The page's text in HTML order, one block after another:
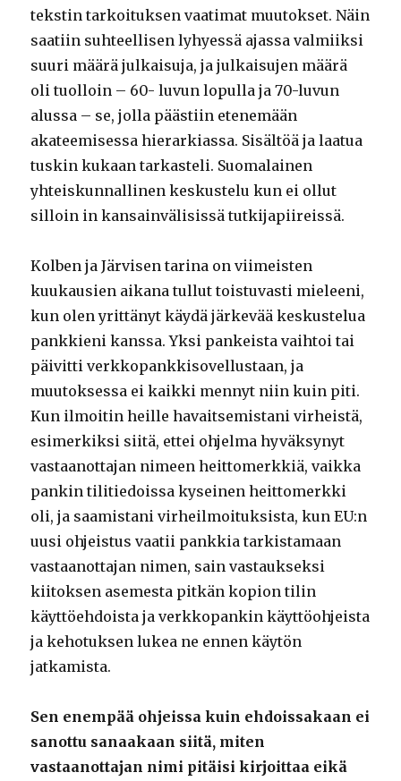
tekstin tarkoituksen vaatimat muutokset. Näin
saatiin suhteellisen lyhyessä ajassa valmiiksi
suuri määrä julkaisuja, ja julkaisujen määrä
oli tuolloin – 60- luvun lopulla ja 70-luvun
alussa – se, jolla päästiin etenemään
akateemisessa hierarkiassa. Sisältöä ja laatua
tuskin kukaan tarkasteli. Suomalainen
yhteiskunnallinen keskustelu kun ei ollut
silloin in kansainvälisissä tutkijapiireissä.
Kolben ja Järvisen tarina on viimeisten
kuukausien aikana tullut toistuvasti mieleeni,
kun olen yrittänyt käydä järkevää keskustelua
pankkieni kanssa. Yksi pankeista vaihtoi tai
päivitti verkkopankkisovellustaan, ja
muutoksessa ei kaikki mennyt niin kuin piti.
Kun ilmoitin heille havaitsemistani virheistä,
esimerkiksi siitä, ettei ohjelma hyväksynyt
vastaanottajan nimeen heittomerkkiä, vaikka
pankin tilitiedoissa kyseinen heittomerkki
oli, ja saamistani virheilmoituksista, kun EU:n
uusi ohjeistus vaatii pankkia tarkistamaan
vastaanottajan nimen, sain vastaukseksi
kiitoksen asemesta pitkän kopion tilin
käyttöehdoista ja verkkopankin käyttöohjeista
ja kehotuksen lukea ne ennen käytön
jatkamista.
Sen enempää ohjeissa kuin ehdoissakaan ei
sanottu sanaakaan siitä, miten
vastaanottajan nimi pitäisi kirjoittaa eikä